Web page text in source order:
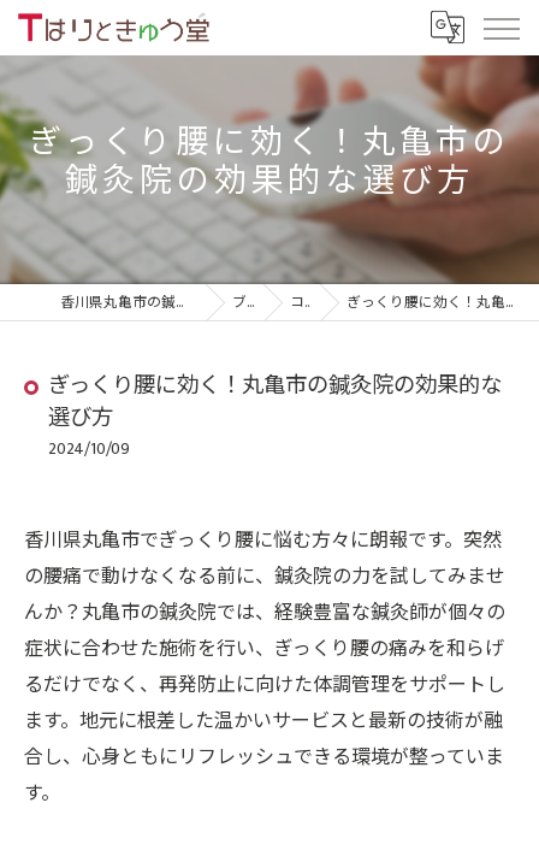
ぎっくり腰に効く！丸亀市の
鍼灸院の効果的な選び方
香川県丸亀市の鍼灸院ならTはりときゅう堂 ブログ コラム ぎっくり腰に効く！丸亀市の鍼灸院の効果的な選び方
ぎっくり腰に効く！丸亀市の鍼灸院の効果的な
選び方
2024/10/09
香川県丸亀市でぎっくり腰に悩む方々に朗報です。突然
の腰痛で動けなくなる前に、鍼灸院の力を試してみませ
んか？丸亀市の鍼灸院では、経験豊富な鍼灸師が個々の
症状に合わせた施術を行い、ぎっくり腰の痛みを和らげ
るだけでなく、再発防止に向けた体調管理をサポートし
ます。地元に根差した温かいサービスと最新の技術が融
合し、心身ともにリフレッシュできる環境が整っていま
す。